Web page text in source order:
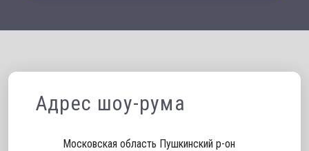
Адрес шоу-рума
Московская область Пушкинский р-он